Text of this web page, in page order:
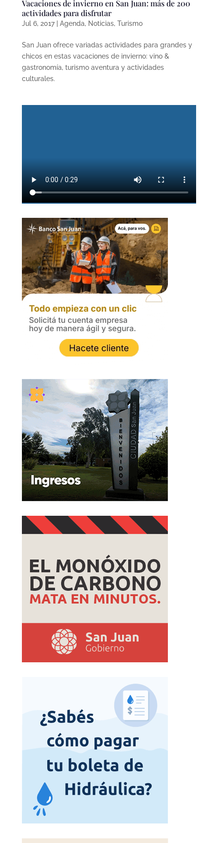
Vacaciones de invierno en San Juan: más de 200
actividades para disfrutar
Jul 6, 2017| Agenda, Noticias, Turismo
San Juan ofrece variadas actividades para grandes y
chicos en estas vacaciones de invierno: vino &
gastronomía, turismo aventura y actividades
culturales.